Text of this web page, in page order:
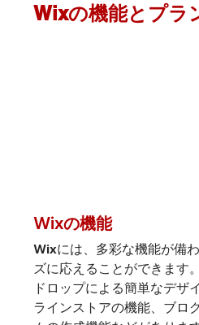
Wixの機能とプラ
Wixの機能
Wixには、多彩な機能が備
ズに応えることができます
ドロップによる簡単なデザ
ラインストアの機能、ブロ